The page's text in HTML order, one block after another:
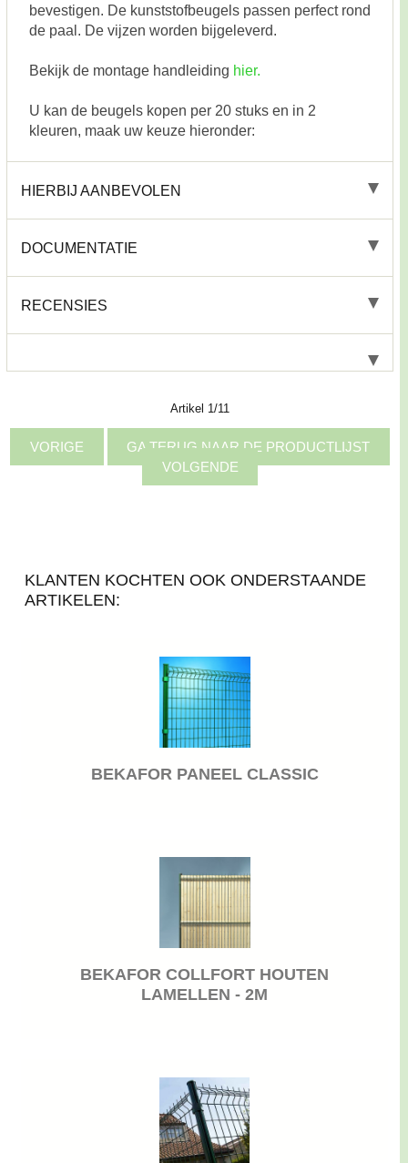
bevestigen. De kunststofbeugels passen perfect rond
de paal. De vijzen worden bijgeleverd.
Bekijk de montage handleiding hier.
U kan de beugels kopen per 20 stuks en in 2
kleuren, maak uw keuze hieronder:
HIERBIJ AANBEVOLEN
DOCUMENTATIE
RECENSIES
Artikel 1/11
VORIGE
GA TERUG NAAR DE PRODUCTLIJST
VOLGENDE
KLANTEN KOCHTEN OOK ONDERSTAANDE
ARTIKELEN:
BEKAFOR PANEEL CLASSIC
BEKAFOR COLLFORT HOUTEN
LAMELLEN - 2M